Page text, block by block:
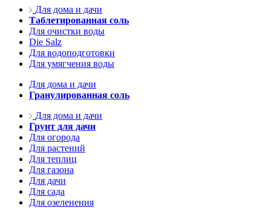
Для дома и дачи
Таблетированная соль
Для очистки воды
Die Salz
Для водоподготовки
Для умягчения воды
Для дома и дачи
Гранулированная соль
Для дома и дачи
Грунт для дачи
Для огорода
Для растений
Для теплиц
Для газона
Для дачи
Для сада
Для озеленения